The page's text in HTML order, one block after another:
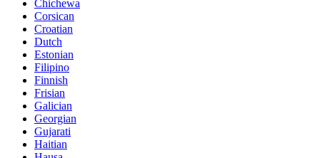
Chichewa
Corsican
Croatian
Dutch
Estonian
Filipino
Finnish
Frisian
Galician
Georgian
Gujarati
Haitian